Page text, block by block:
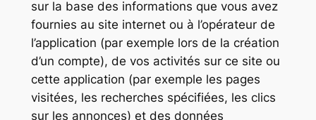
sur la base des informations que vous avez
fournies au site internet ou à l’opérateur de
l’application (par exemple lors de la création
d’un compte), de vos activités sur ce site ou
cette application (par exemple les pages
visitées, les recherches spécifiées, les clics
sur les annonces) et des données